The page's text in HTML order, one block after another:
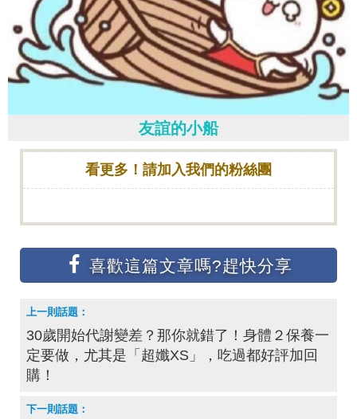
友誼的小船
看更多！請加入我們的粉絲團
30歲開始代謝變差？那你就錯了！身體２保養一
定要做，尤其是「超孅XS」，吃過都好評加回
購！